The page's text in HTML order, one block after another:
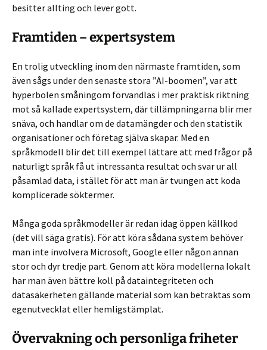
besitter allting och lever gott.
Framtiden – expertsystem
En trolig utveckling inom den närmaste framtiden, som
även sågs under den senaste stora ”AI-boomen”, var att
hyperbolen småningom förvandlas i mer praktisk riktning
mot så kallade expertsystem, där tillämpningarna blir mer
snäva, och handlar om de data­mängder och den statistik
organisationer och företag själva skapar. Med en
språkmodell blir det till exempel lättare att med frågor på
naturligt språk få ut intressanta resultat och svar ur all
påsamlad data, i stället för att man är tvungen att koda
komplicerade söktermer.
Många goda språkmodeller är redan idag öppen källkod
(det vill säga gratis). För att köra sådana system behöver
man inte involvera Microsoft, Google eller någon annan
stor och dyr tredje part. Genom att köra modellerna lokalt
har man även bättre koll på dataintegriteten och
datasäkerheten gällande material som kan betraktas som
egenutvecklat eller hemligstämplat.
Övervakning och personliga friheter